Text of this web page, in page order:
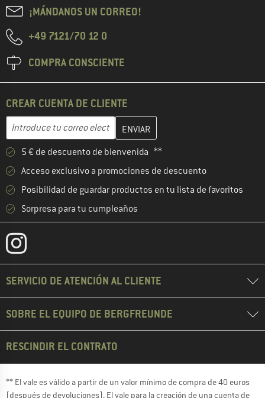
¡MÁNDANOS UN CORREO!
+49 7121/70 12 0
COMPRA CONSCIENTE
CREAR CUENTA DE CLIENTE
Dirección de correo electrónico
Introduce aquí tu dirección de correo electrónico y crea tu
5 € de descuento de bienvenida **
Acceso exclusivo a promociones de descuento
Posibilidad de guardar productos en tu lista de favoritos
Sorpresa para tu cumpleaños
SERVICIO DE ATENCIÓN AL CLIENTE
SOBRE EL EQUIPO DE BERGFREUNDE
RESCINDIR EL CONTRATO
** El vale es válido a partir de un valor mínimo de compra de 40 euros
(después de devoluciones). El vale para la creación de una cuenta de